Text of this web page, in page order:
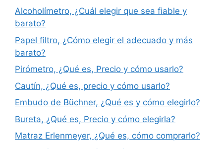
Alcoholímetro, ¿Cuál elegir que sea fiable y
barato?
Papel filtro, ¿Cómo elegir el adecuado y más
barato?
Pirómetro, ¿Qué es, Precio y cómo usarlo?
Cautín, ¿Qué es, precio y cómo usarlo?
Embudo de Büchner, ¿Qué es y cómo elegirlo?
Bureta, ¿Qué es, Precio y cómo elegirla?
Matraz Erlenmeyer, ¿Qué es, cómo comprarlo?